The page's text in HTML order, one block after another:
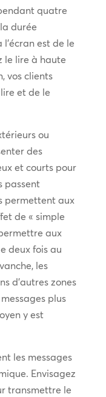
quatre
durée
est de le
le lire à haute
vos clients
et de le
ou
des
et courts pour
passent
permettent aux
de « simple
aux
deux fois au
les
d’autres zones
plus
y est
les messages
Envisagez
transmettre le